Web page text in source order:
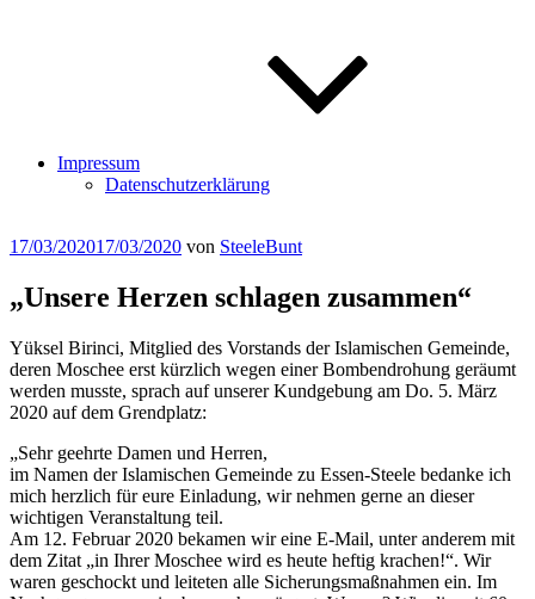
Impressum
Datenschutzerklärung
Veröffentlicht
17/03/202017/03/2020 von SteeleBunt
„Unsere Herzen schlagen zusammen“
Yüksel Birinci, Mitglied des Vorstands der Islamischen Gemeinde,
deren Moschee erst kürzlich wegen einer Bombendrohung geräumt
werden musste, sprach auf unserer Kundgebung am Do. 5. März
2020 auf dem Grendplatz:
„Sehr geehrte Damen und Herren,
im Namen der Islamischen Gemeinde zu Essen-Steele bedanke ich
mich herzlich für eure Einladung, wir nehmen gerne an dieser
wichtigen Veranstaltung teil.
Am 12. Februar 2020 bekamen wir eine E-Mail, unter anderem mit
dem Zitat „in Ihrer Moschee wird es heute heftig krachen!“. Wir
waren geschockt und leiteten alle Sicherungsmaßnahmen ein. Im